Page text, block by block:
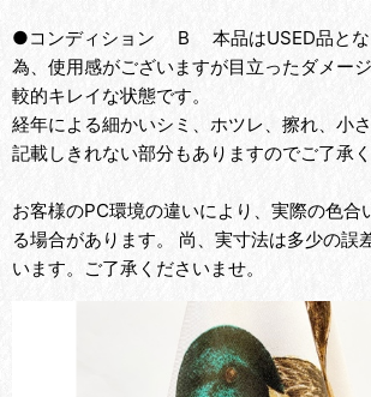
●コンディション B 本品はUSED品とな
為、使用感がございますが目立ったダメー
較的キレイな状態です。
経年による細かいシミ、ホツレ、擦れ、小
記載しきれない部分もありますのでご了承く
お客様のPC環境の違いにより、実際の色合
る場合があります。 尚、実寸法は多少の誤
います。ご了承くださいませ。